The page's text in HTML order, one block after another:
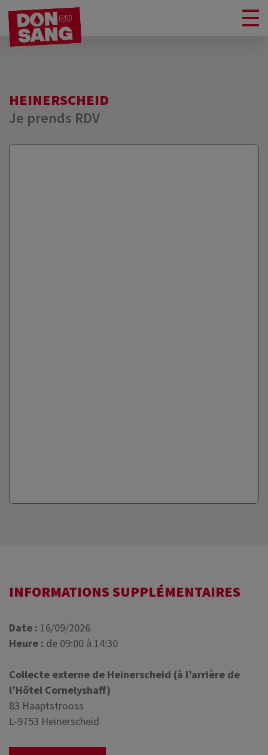
HEINERSCHEID
Je prends RDV
INFORMATIONS SUPPLÉMENTAIRES
Date : 16/09/2026
Heure : de 09:00 à 14:30
Collecte externe de Heinerscheid (à l’arrière de
l’Hôtel Cornelyshaff)
83 Haaptstrooss
L-9753 Heinerscheid